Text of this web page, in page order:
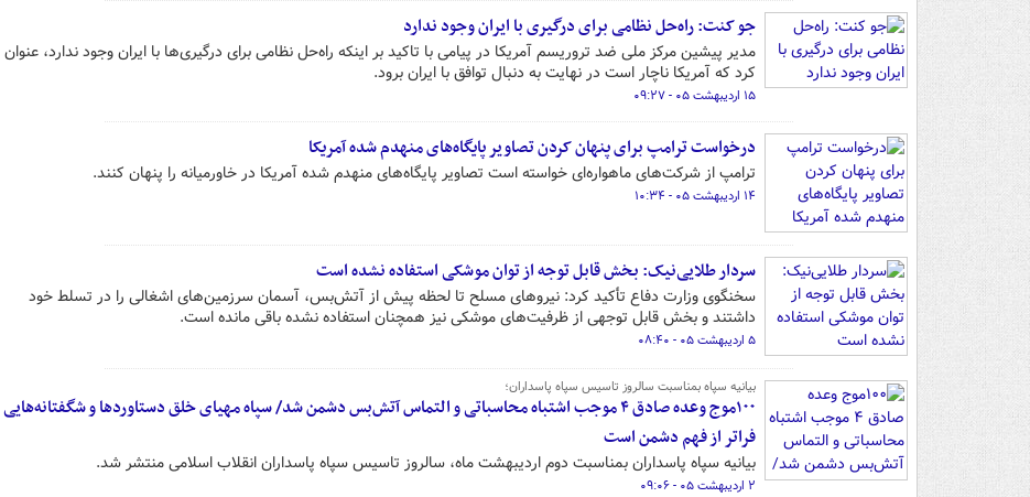
جو کنت: راه‌حل نظامی برای درگیری با ایران وجود ندارد
مدیر پیشین مرکز ملی ضد تروریسم آمریکا در پیامی با تاکید بر اینکه راه‌حل نظامی برای درگیری‌ها با ایران وجود ندارد، عنوان
کرد که آمریکا ناچار است در نهایت به دنبال توافق با ایران برود.
۱۵ اردیبهشت ۰۵ - ۰۹:۲۷
درخواست ترامپ برای پنهان کردن تصاویر پایگاه‌های منهدم شده آمریکا
ترامپ از شرکت‌های ماهواره‌ای خواسته است تصاویر پایگاه‌های منهدم شده آمریکا در خاورمیانه را پنهان کنند.
۱۴ اردیبهشت ۰۵ - ۱۰:۳۴
سردار طلایی‌نیک: بخش قابل توجه از توان موشکی استفاده نشده است
سخنگوی وزارت دفاع تأکید کرد: نیروهای مسلح تا لحظه پیش از آتش‌بس، آسمان سرزمین‌های اشغالی را در تسلط خود
داشتند و بخش قابل توجهی از ظرفیت‌های موشکی نیز همچنان استفاده نشده باقی مانده است.
۵ اردیبهشت ۰۵ - ۰۸:۴۰
بیانیه سپاه بمناسبت سالروز تاسیس سپاه پاسداران؛
۱۰۰موج وعده صادق ۴ موجب اشتباه محاسباتی و التماس آتش‌بس دشمن شد/ سپاه مهیای خلق دستاوردها و شگفتانه‌هایی
فراتر از فهم دشمن است
بیانیه سپاه پاسداران بمناسبت دوم اردیبهشت ماه، سالروز تاسیس سپاه پاسداران انقلاب اسلامی منتشر شد.
۲ اردیبهشت ۰۵ - ۰۹:۰۶